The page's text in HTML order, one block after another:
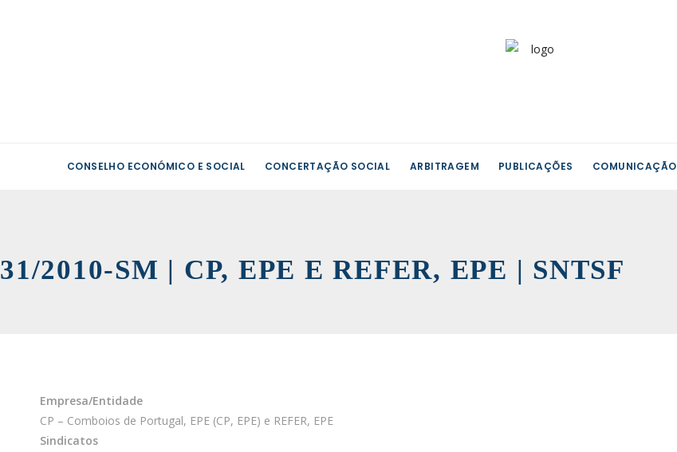
CONSELHO ECONÓMICO E SOCIAL CONCERTAÇÃO SOCIAL ARBITRAGEM PUBLICAÇÕES COMUNICAÇÃO
31/2010-SM | CP, EPE E REFER, EPE | SNTSF
Empresa/Entidade
CP – Comboios de Portugal, EPE (CP, EPE) e REFER, EPE
Sindicatos